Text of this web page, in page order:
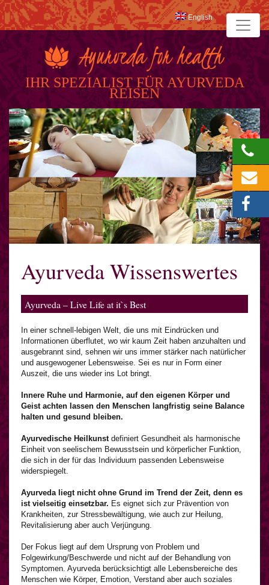
IHR SPEZIALIST FÜR AYURVEDA
REISEN
English
Ayurveda Wissenswertes
Ayurveda – Live Life at it`s Best
In einer schnell-lebigen Welt, die uns mit Eindrücken und
Informationen überflutet, wo wir kaum Zeit haben anzuhalten und
ausgebrannt sind, sehnen wir uns immer stärker nach natürlicher
und ausgewogener Lebensweise. Sei es nur in Form einer
Auszeit, die uns wieder ins Lot bringt.
Innere Ruhe und Harmonie, auf den eigenen Körper und
Geist achten lassen den Menschen langfristig seine Balance
halten und gesund bleiben.
Ayurvedische Heilkunst definiert Gesundheit als harmonische
Einheit von seelischem Bewusstsein und körperlicher Funktion,
die sich in der für das Individuum passenden Lebensweise
widerspiegelt.
Ayurveda liegt nicht ohne Grund im Trend der Zeit, denn es
ist vielseitig einsetzbar. Es eignet sich zur Prävention von
Krankheiten, zur Stressbewältigung, wie auch zur Heilung,
Revitalisierung aber auch Verjüngung.
Der Fokus liegt auf dem Ursprung von Problem und
Folgewirkung/Beschwerde und nicht auf der Behandlung von
Symptomen. Ayurveda berücksichtigt alle Lebensbereiche des
Menschen wie Körper, Emotion, Verstand aber auch soziales